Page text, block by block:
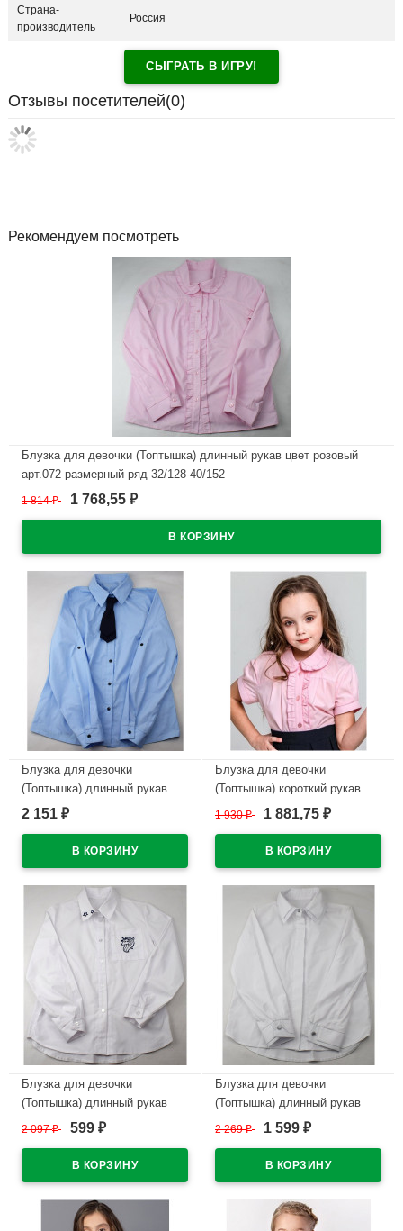
Страна-
производитель
Россия
СЫГРАТЬ В ИГРУ!
Отзывы посетителей(0)
Рекомендуем посмотреть
Блузка для девочки (Топтышка) длинный рукав цвет розовый
арт.072 размерный ряд 32/128-40/152
В наличии
1 814₽ 1 768,55 ₽
Блузка для девочки
(Топтышка) длинный рукав
цвет голубой арт.5098
2 151 ₽
Блузка для девочки
(Топтышка) короткий рукав
цвет розовый арт.072
1 930₽ 1 881,75 ₽
Блузка для девочки
(Топтышка) длинный рукав
цвет белый арт.5152
2 097₽ 599 ₽
Блузка для девочки
(Топтышка) длинный рукав
цвет белый арт.5258
2 269₽ 1 599 ₽